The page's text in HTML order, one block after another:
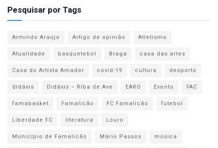
Pesquisar por Tags
Armindo Araújo Artigo de opinião
Atletismo
Atualidade
basquetebol Braga
casa das artes
Casa do Artista Amador
covid-19 cultura
desporto
didáxis
Didáxis – Riba de Ave EARO Evento
FAC
famabasket
Famalicão FC Famalicão
futebol
Liberdade FC
literatura
Louro
Município de Famalicão
Mário Passos
música